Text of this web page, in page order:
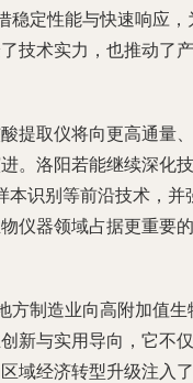
稳定性能与快速响应，
技术实力，也推动了产
提取仪将向更高通量、
。洛阳若能继续深化技
识别等前沿技术，并
仪器领域占据更重要的
方制造业向高附加值生
新与实用导向，它不仅
域经济转型升级注入了